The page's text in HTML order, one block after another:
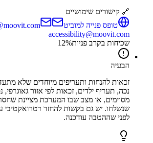
🔗 קישורים שימושיים
טופס פנייה למוביט
accessibility@moovit.com
שכיחות בקרב פניות
12%
הבעיה
זכאות להנחות ותעריפים מיוחדים שלא
נכה, תעריף ילדים, זכאות לפי אזור גאוגרפי,
מסוימים, או מצב שבו המערכת מציינת
שנשלחו. יש גם בקשות להחזר רטרואקטיבי
לפני שההטבה עודכנה.